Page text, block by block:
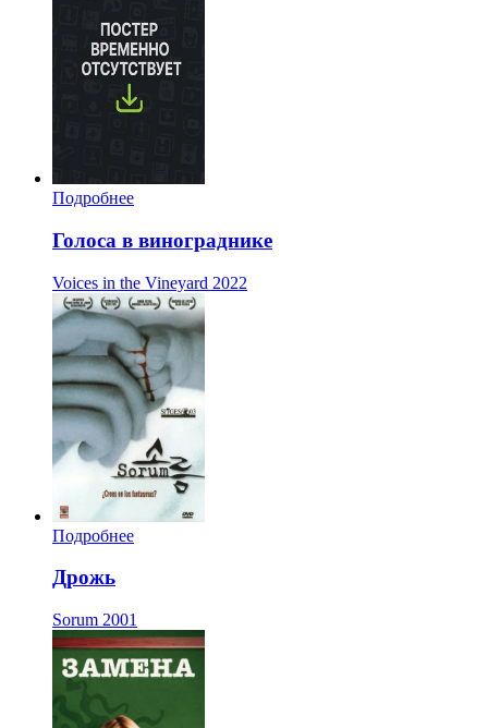
Подробнее
Голоса в винограднике
Voices in the Vineyard 2022
Подробнее
Дрожь
Sorum 2001